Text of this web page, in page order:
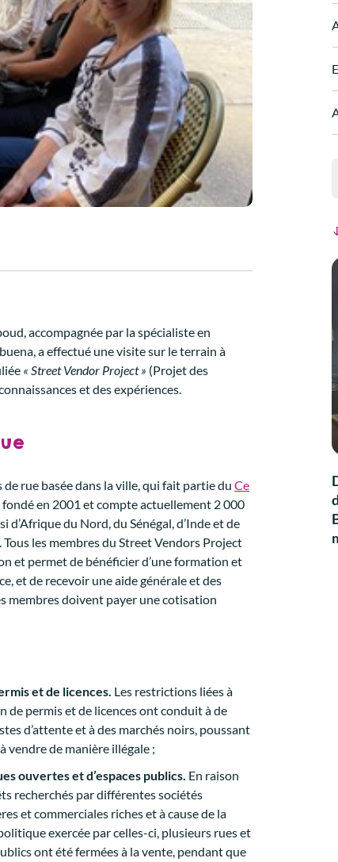
accompagnée par la spécialiste en
a effectué une visite sur le terrain à
« Street Vendor Project » (Projet des
et des expériences.
rue basée dans la ville, qui fait partie du Ce
en 2001 et compte actuellement 2 000
du Nord, du Sénégal, d’Inde et de
les membres du Street Vendors Project
et permet de bénéficier d’une formation et
et de recevoir une aide générale et des
membres doivent payer une cotisation
et de licences. Les restrictions liées à
de permis et de licences ont conduit à de
d’attente et à des marchés noirs, poussant
vendre de manière illégale ;
ouvertes et d’espaces publics. En raison
recherchés par différentes sociétés
et commerciales riches et à cause de la
exercée par celles-ci, plusieurs rues et
ont été fermées à la vente, pendant que